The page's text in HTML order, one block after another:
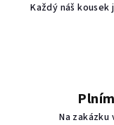
Každý náš
Na